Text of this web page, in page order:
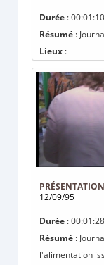
Durée : 00:01:10
Résumé :
Lieux :
12/09/95
Durée : 00:01:28
Résumé :
l'alimentation